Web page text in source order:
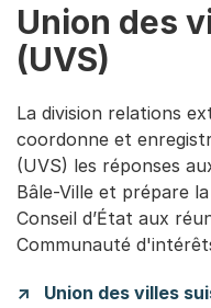
Union des
(UVS)
La division relations
coordonne et
(UVS) les réponses
Bâle-Ville et prépare
Conseil d’État aux
Communauté
Union des villes